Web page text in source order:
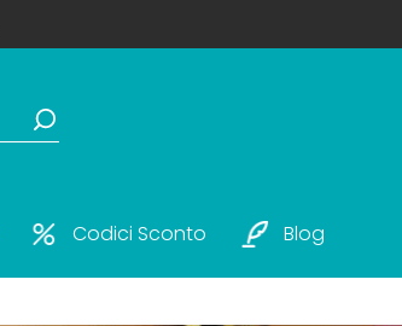
Codici Sconto Blog